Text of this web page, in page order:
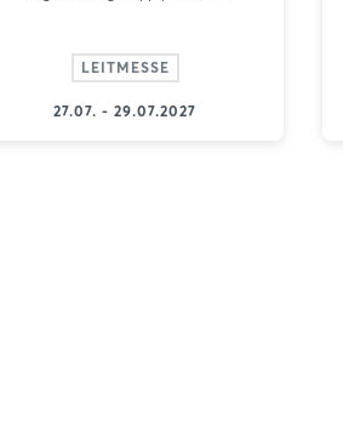
LEITMESSE
27.07. - 29.07.2027